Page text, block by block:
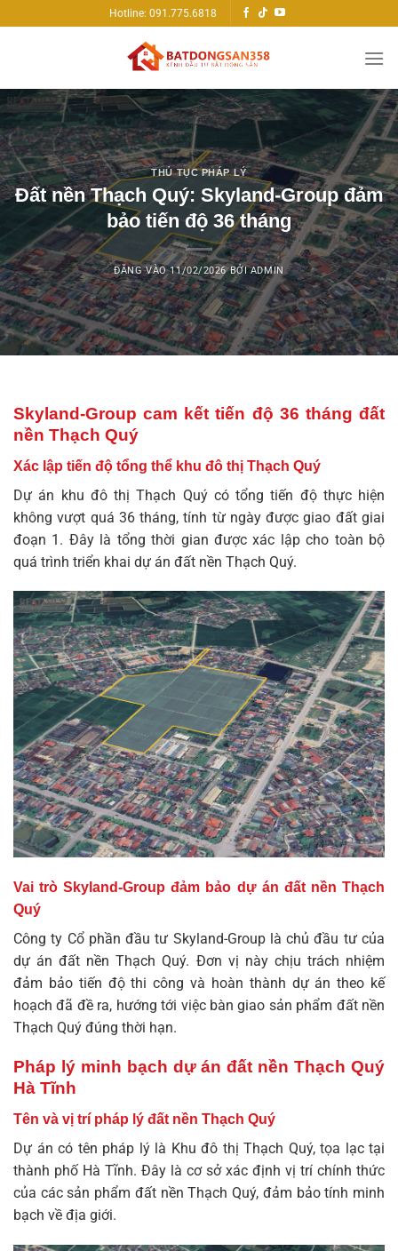
qua
Hotline: 091.775.6818
THỦ TỤC PHÁP LÝ
Đất nền Thạch Quý: Skyland-Group đảm
bảo tiến độ 36 tháng
ĐĂNG VÀO11/02/2026 BỞIADMIN
Skyland-Group cam kết tiến độ 36 tháng đất
nền Thạch Quý
Xác lập tiến độ tổng thể khu đô thị Thạch Quý
Dự án khu đô thị Thạch Quýcó tổng tiến độ thực hiện
không vượt quá 36 tháng, tính từ ngày được giao đất giai
đoạn 1. Đây là tổng thời gian được xác lập cho toàn bộ
quá trình triển khai dự án đất nền Thạch Quý.
Vai trò Skyland-Group đảm bảo dự án đất nền Thạch
Quý
Công ty Cổ phần đầu tư Skyland-Group là chủ đầu tư của
dự ánđất nền Thạch Quý. Đơn vị này chịu trách nhiệm
đảm bảo tiến độ thi công và hoàn thành dự án theo kế
hoạch đã đề ra, hướng tới việc bàn giao sản phẩm đất nền
Thạch Quý đúng thời hạn.
Pháp lý minh bạch dự án đất nền Thạch Quý
Hà Tĩnh
Tên và vị trí pháp lý đất nền Thạch Quý
Dự án có tên pháp lý là Khu đô thị Thạch Quý, tọa lạc tại
thành phố Hà Tĩnh. Đây là cơ sở xác định vị trí chính thức
của các sản phẩm đất nền Thạch Quý, đảm bảo tính minh
bạch về địa giới.